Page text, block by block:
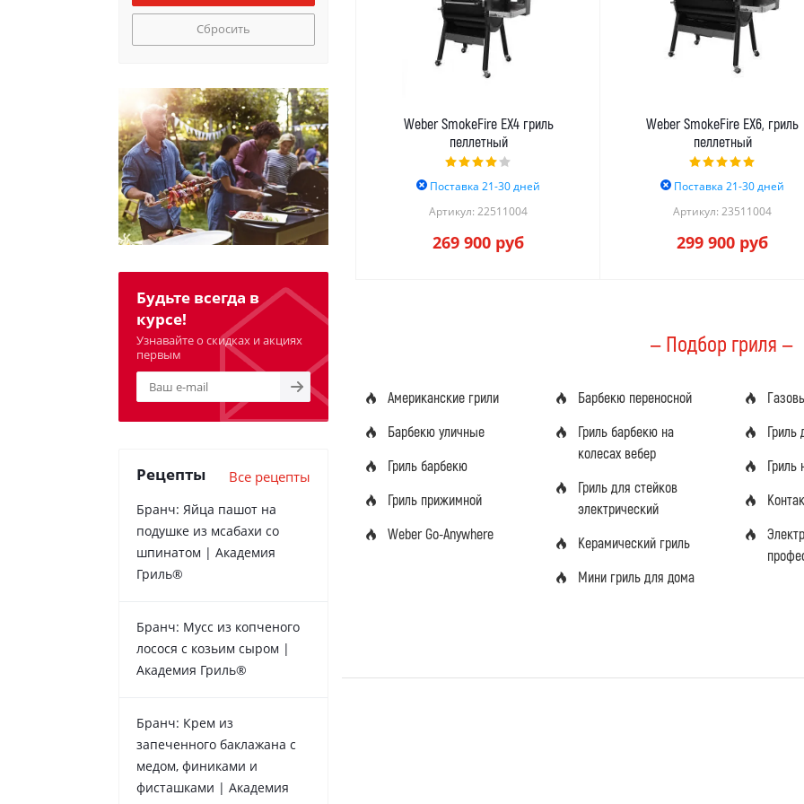
Weber SmokeFire EX4 гриль
пеллетный
Поставка 21-30 дней
Артикул: 22511004
269 900 руб
Weber SmokeFire EX6, гриль
пеллетный
Поставка 21-30 дней
Артикул: 23511004
299 900 руб
— Подбор гриля —
Американские грили
Барбекю уличные
Гриль барбекю
Гриль прижимной
Weber Go-Anywhere
Барбекю переносной
Гриль барбекю на
колесах вебер
Гриль для стейков
электрический
Керамический гриль
Мини гриль для дома
Гриль
Гриль
Сбросить
Будьте всегда в
курсе!
Узнавайте о скидках и акциях
первым
Рецепты Все рецепты
Бранч: Яйца пашот на
подушке из мсабахи со
шпинатом | Академия
Гриль®
Бранч: Мусс из копченого
лосося с козьим сыром |
Академия Гриль®
Бранч: Крем из
запеченного баклажана с
медом, финиками и
фисташками | Академия